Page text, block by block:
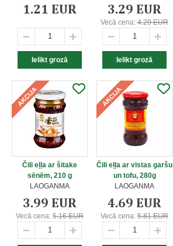
1.21 EUR 3.29 EUR
Vecā cena: 4.29 EUR
Čili eļļa ar šitake
sēnēm, 210 g
LAOGANMA
3.99 EUR
Vecā cena: 5.16 EUR
Čili eļļa ar vistas garšu
un tofu, 280g
LAOGANMA
4.69 EUR
Vecā cena: 5.81 EUR